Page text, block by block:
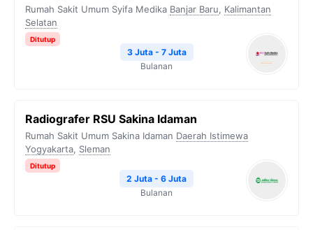
Rumah Sakit Umum Syifa Medika Banjar Baru, Kalimantan
Selatan
Ditutup
3 Juta - 7 Juta
Bulanan
Radiografer RSU Sakina Idaman
Rumah Sakit Umum Sakina Idaman Daerah Istimewa
Yogyakarta, Sleman
Ditutup
2 Juta - 6 Juta
Bulanan